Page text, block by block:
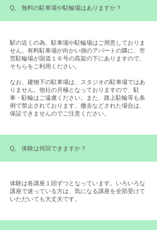
Q, 無料の駐車場や駐輪場はありますか？
駅の近くの為、駐車場や駐輪場はご用意しておりま
せん。有料駐車場が向かい側のアパートの隣に、市
営駐輪場が国道１６号の高架の下にありますので、
そちらをご利用ください。
なお、建物下の駐車場は、スタジオの駐車場ではあ
りません。他社の月極となっておりますので、駐
車・駐輪はご遠慮ください。​また、路上駐輪等も条
例で禁止されております。撤去などされた場合は、
保証できませんのでご注意ください。
Q, 体験は何回できますか？
体験は各講座１回ずつとなっています。いろいろな
講座で迷っている方は、気になる講座を全部受けて
いただいても大丈夫です。